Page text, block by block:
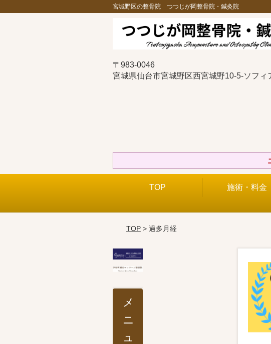
宮城野区の整骨院 つつじが岡整骨院・鍼灸院
〒983-0046
宮城県仙台市宮城野区西宮城野10-5-ソフィ
TOP 施術・料金
TOP> 過多月経
メ
ニ
ュ